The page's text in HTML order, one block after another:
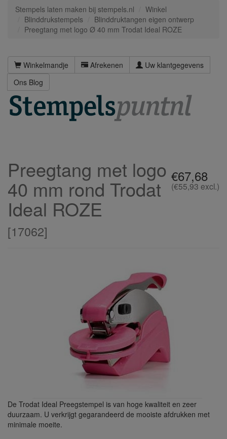
Stempels laten maken bij stempels.nl
Winkel
Blinddrukstempels
Blinddruktangen eigen ontwerp
Preegtang met logo Ø 40 mm Trodat Ideal ROZE
Winkelmandje Afrekenen
Uw klantgegevens
Ons Blog
€67,68
(€55,93 excl.)
Preegtang met logo
40 mm rond Trodat
Ideal ROZE
[17062]
De Trodat Ideal Preegstempel is van hoge kwaliteit en zeer
duurzaam. U verkrijgt gegarandeerd de mooiste afdrukken met
minimale moeite.